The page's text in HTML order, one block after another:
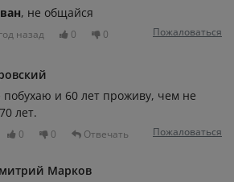
, не общайся
назад 0 0 Пожаловаться
и 60 лет проживу, чем не
лет.
0 0 Отвечать Пожаловаться
Марков